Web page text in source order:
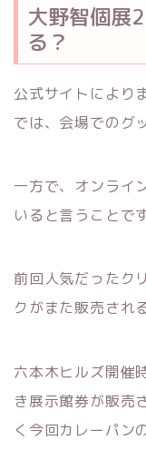
大野智個展
る？
公式サイトにより
では、会場でのグ
一方で、オンライ
いると言うことです
前回人気だったク
クがまた販売され
六本木ヒルズ開催
き展示館券が販売
く今回カレーパン